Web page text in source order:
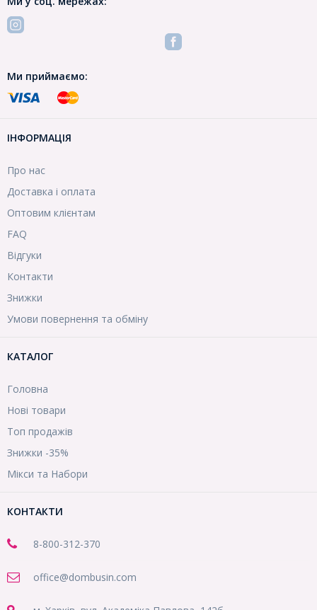
Ми приймаємо:
ІНФОРМАЦІЯ
Про нас
Доставка і оплата
Оптовим клієнтам
FAQ
Відгуки
Контакти
Знижки
Умови повернення та обміну
КАТАЛОГ
Головна
Нові товари
Топ продажів
Знижки -35%
Мікси та Набори
КОНТАКТИ
8-800-312-370
office@dombusin.com